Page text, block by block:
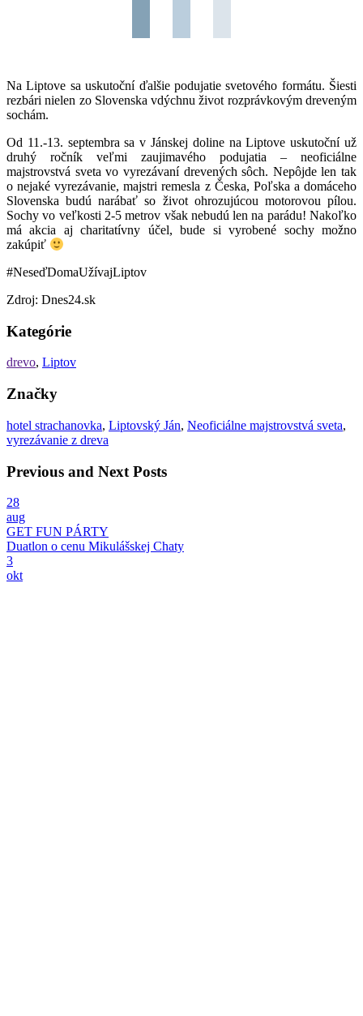
Na Liptove sa uskutoční ďalšie podujatie svetového formátu. Šiesti
rezbári nielen zo Slovenska vdýchnu život rozprávkovým dreveným
sochám.
Od 11.-13. septembra sa v Jánskej doline na Liptove uskutoční už
druhý ročník veľmi zaujimavého podujatia – neoficiálne
majstrovstvá sveta vo vyrezávaní drevených sôch. Nepôjde len tak
o nejaké vyrezávanie, majstri remesla z Česka, Poľska a domáceho
Slovenska budú narábať so život ohrozujúcou motorovou pílou.
Sochy vo veľkosti 2-5 metrov však nebudú len na parádu! Nakoľko
má akcia aj charitatívny účel, bude si vyrobené sochy možno
zakúpiť
#NeseďDomaUžívajLiptov
Zdroj: Dnes24.sk
Kategórie
drevo, Liptov
Značky
hotel strachanovka, Liptovský Ján, Neoficiálne majstrovstvá sveta,
vyrezávanie z dreva
Previous and Next Posts
28
aug
GET FUN PÁRTY
Duatlon o cenu Mikulášskej Chaty
3
okt